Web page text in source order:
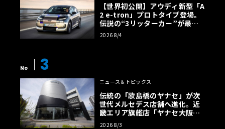
【世界初公開】アウディ新型「A
2 e-tron」プロトタイプ登場。
伝説の“3リッターカー”が最高
効率エントリーBEVとして復活
【画像38枚】
2026 8/4
No 3
ニュース＆トピックス
伝統の「歌島橋のヤナセ」が次
世代メルセデス店舗へ進化。近
畿エリア旗艦店「ヤナセ大阪支
店」がリニューアル
2026 8/3